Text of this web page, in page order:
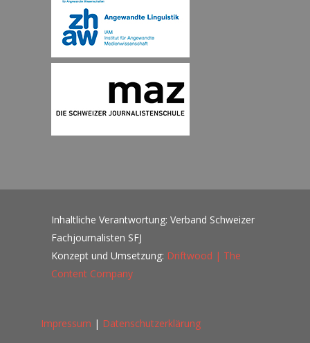
Inhaltliche Verantwortung: Verband Schweizer
Fachjournalisten SFJ
Konzept und Umsetzung: Driftwood | The
Content Company
Impressum | Datenschutzerklärung